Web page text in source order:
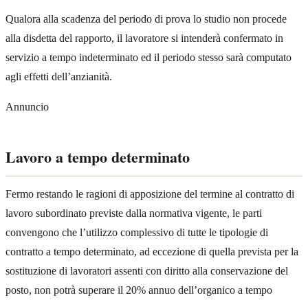
Qualora alla scadenza del periodo di prova lo studio non procede
alla disdetta del rapporto, il lavoratore si intenderà confermato in
servizio a tempo indeterminato ed il periodo stesso sarà computato
agli effetti dell’anzianità.
Annuncio
Lavoro a tempo determinato
Fermo restando le ragioni di apposizione del termine al contratto di
lavoro subordinato previste dalla normativa vigente, le parti
convengono che l’utilizzo complessivo di tutte le tipologie di
contratto a tempo determinato, ad eccezione di quella prevista per la
sostituzione di lavoratori assenti con diritto alla conservazione del
posto, non potrà superare il 20% annuo dell’organico a tempo